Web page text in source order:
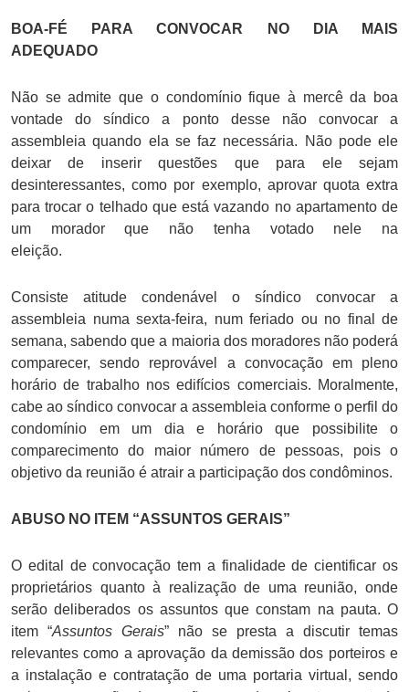
BOA-FÉ PARA CONVOCAR NO DIA MAIS
ADEQUADO
Não se admite que o condomínio fique à mercê da boa
vontade do síndico a ponto desse não convocar a
assembleia quando ela se faz necessária. Não pode ele
deixar de inserir questões que para ele sejam
desinteressantes, como por exemplo, aprovar quota extra
para trocar o telhado que está vazando no apartamento de
um morador que não tenha votado nele na
eleição.
Consiste atitude condenável o síndico convocar a
assembleia numa sexta-feira, num feriado ou no final de
semana, sabendo que a maioria dos moradores não poderá
comparecer, sendo reprovável a convocação em pleno
horário de trabalho nos edifícios comerciais. Moralmente,
cabe ao síndico convocar a assembleia conforme o perfil do
condomínio em um dia e horário que possibilite o
comparecimento do maior número de pessoas, pois o
objetivo da reunião é atrair a participação dos condôminos.
ABUSO NO ITEM “ASSUNTOS GERAIS”
O edital de convocação tem a finalidade de cientificar os
proprietários quanto à realização de uma reunião, onde
serão deliberados os assuntos que constam na pauta. O
item “Assuntos Gerais” não se presta a discutir temas
relevantes como a aprovação da demissão dos porteiros e
a instalação e contratação de uma portaria virtual, sendo